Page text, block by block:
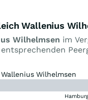
Wallenius
Wilhelmsen im
Wallenius Wilhelmsen